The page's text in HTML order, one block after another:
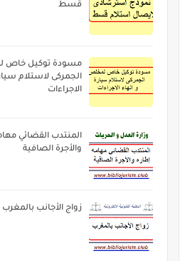
قسط
مسودة توكيل خاص
الجمركى لاستلام
الاجراءات
المنتدب القضائي
والأجرة الصافية
زواج الأجانب بالمغرب